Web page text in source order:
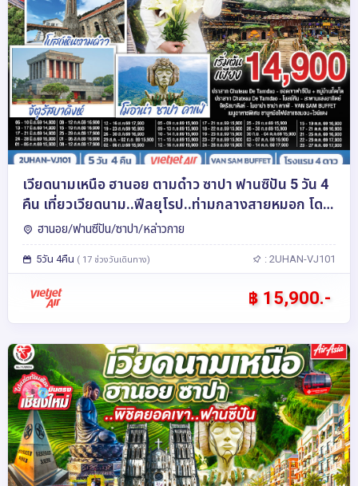
เวียดนามเหนือ ฮานอย ตามด๋าว ซาปา ฟานซิปัน 5 วัน 4
คืน เที่ยวเวียดนาม..ฟีลยุโรป..ท่ามกลางสายหมอก โดย
สายการบิน VietJet Air (VJ)
ฮานอย/ฟานซีปัน/ซาปา/หล่าวกาย
5วัน 4คืน ( 17 ช่วงวันเดินทาง) : 2UHAN-VJ101
฿ 15,900.-